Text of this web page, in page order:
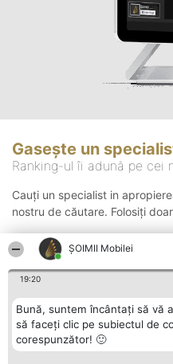
ȘOIMII Mobilei
19:20
Bună, suntem încântați să vă
să faceți clic pe subiectul de
corespunzător! 🙂
Gasește un
Ranking-ul îi adună pe cei
Cauți un specialist in
nostru de căutare. Folosiți